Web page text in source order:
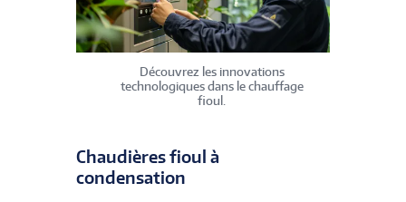
Découvrez les innovations
technologiques dans le chauffage
fioul.
Chaudières fioul à
condensation